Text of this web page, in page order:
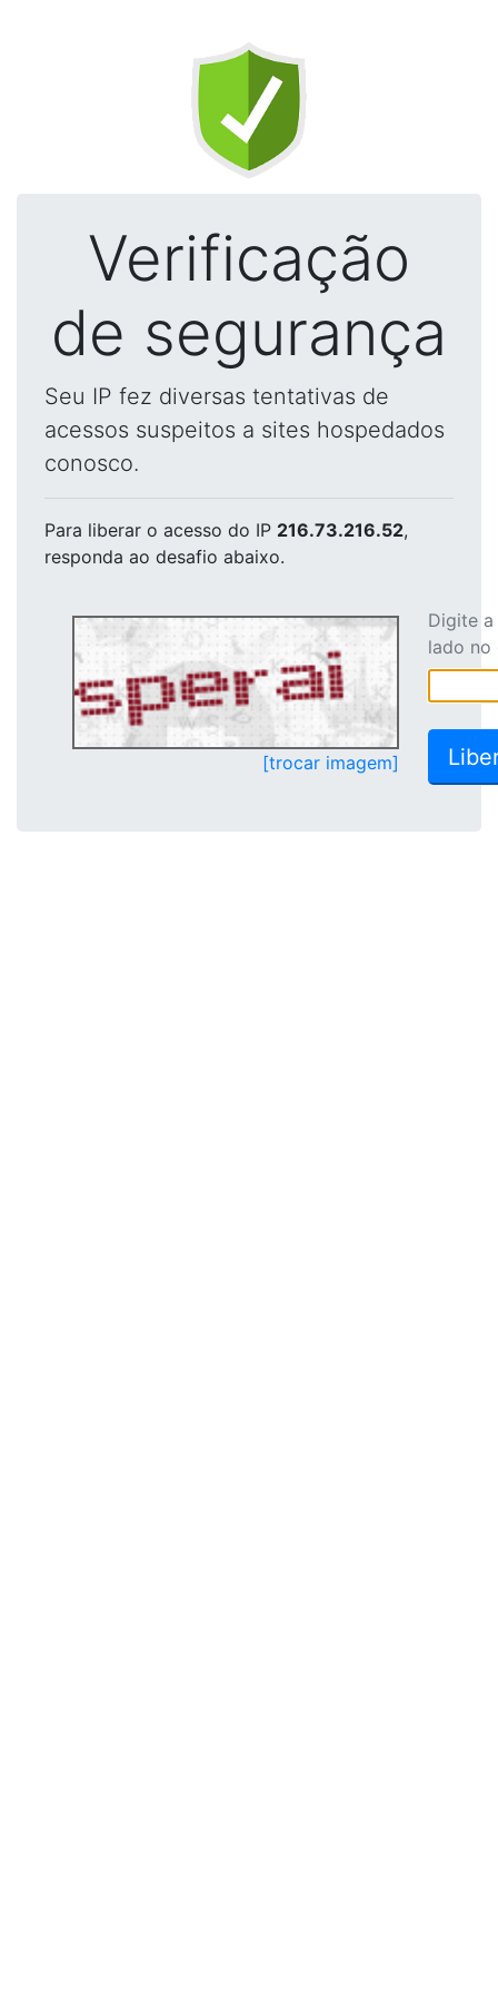
Verificação
de segurança
Seu IP fez diversas tentativas de
acessos suspeitos a sites hospedados
conosco.
Para liberar o acesso do IP 216.73.216.52,
responda ao desafio abaixo.
[trocar imagem]
Digite
lado no